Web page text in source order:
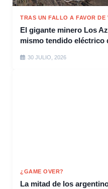
TRAS UN FALLO A FAVOR DE
El gigante minero Los
mismo tendido eléctrico
30 JULIO, 2026
¿GAME OVER?
La mitad de los